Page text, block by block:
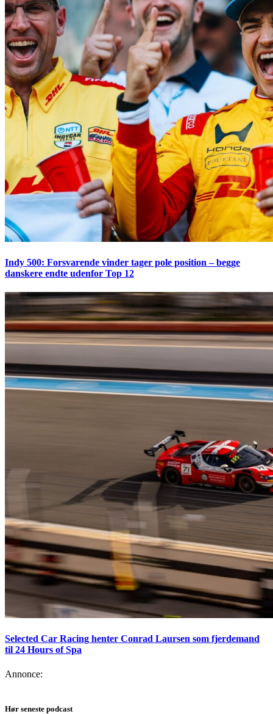
Indy 500: Forsvarende vinder tager pole position – begge
danskere endte udenfor Top 12
Selected Car Racing henter Conrad Laursen som fjerdemand
til 24 Hours of Spa
Annonce:
Hør seneste podcast